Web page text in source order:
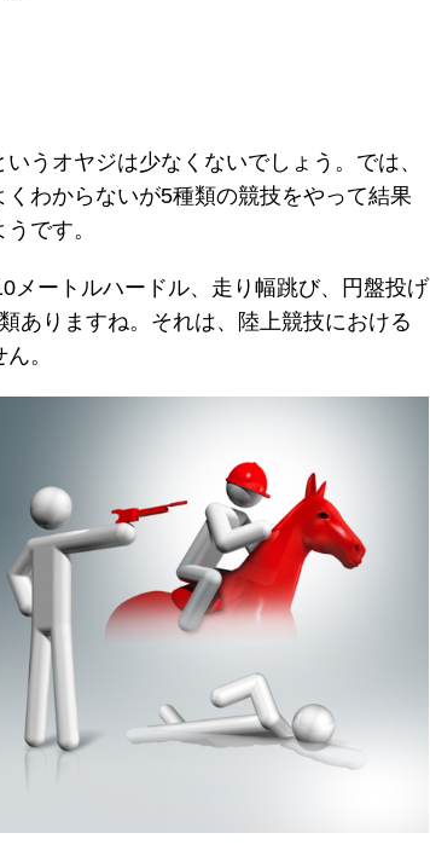
うオヤジは少なくないでしょう。では、
わからないが5種類の競技をやって結果
です。
メートルハードル、走り幅跳び、円盤投げ
ありますね。それは、陸上競技における
。